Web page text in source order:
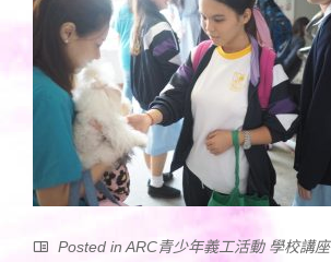
Posted in ARC青少年義工活動 學校講座